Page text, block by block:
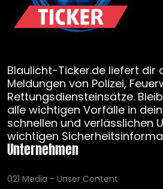
Blaulicht-Ticker.de liefert dir
Meldungen von Polizei,
Rettungsdiensteinsätze.
alle wichtigen Vorfälle in
schnellen und verlässlichen
wichtigen
Unternehmen
021 Media - Unser Content